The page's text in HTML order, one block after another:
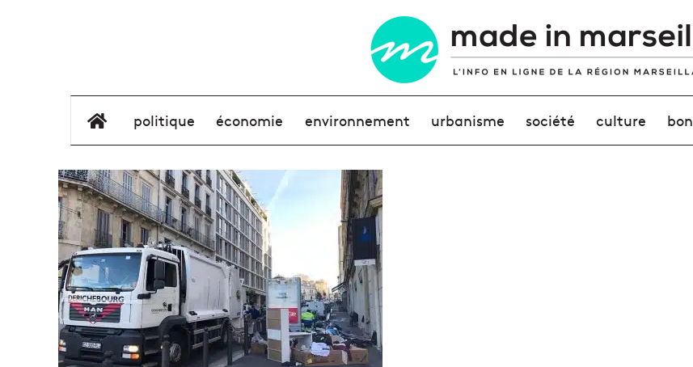
élément de menu
politique économie environnement urbanisme société culture